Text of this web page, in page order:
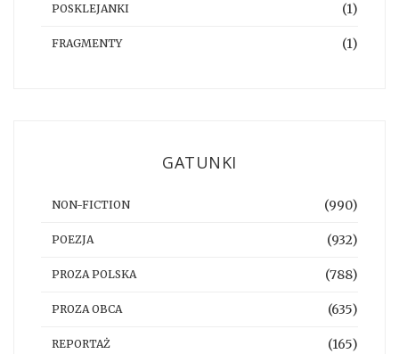
POSKLEJANKI (1)
FRAGMENTY (1)
GATUNKI
NON-FICTION (990)
POEZJA (932)
PROZA POLSKA (788)
PROZA OBCA (635)
REPORTAŻ (165)